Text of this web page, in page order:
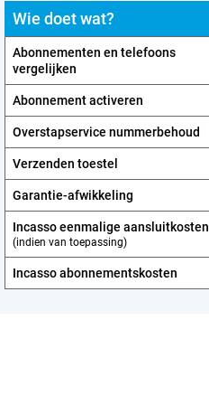
Wie doet wat?
Abonnementen en telefoons
vergelijken
Abonnement activeren
Overstapservice nummerbehoud
Verzenden toestel
Garantie-afwikkeling
Incasso eenmalige aansluitkosten
(indien van toepassing)
Incasso abonnements­kosten